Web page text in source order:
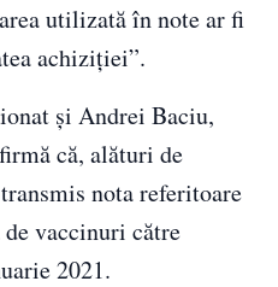
utilizată în note ar fi
achiziției”.
și Andrei Baciu,
că, alături de
nota referitoare
vaccinuri către
2021.